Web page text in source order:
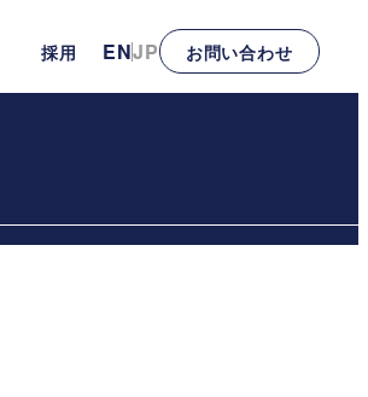
採用 ENJP お問い合わせ